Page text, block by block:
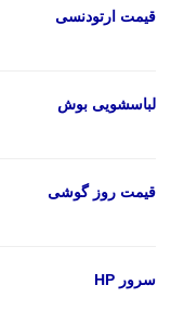
قیمت ارتودنسی
لباسشویی بوش
قیمت روز گوشی
سرور HP